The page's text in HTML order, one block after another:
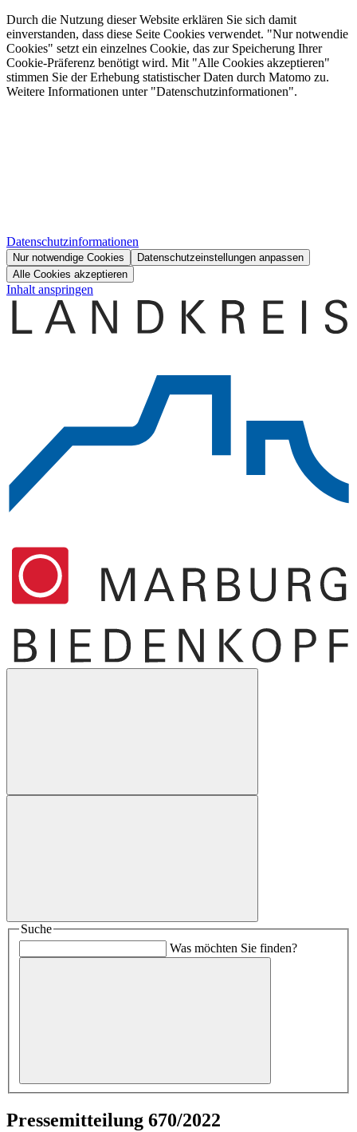
Durch die Nutzung dieser Website erklären Sie sich damit
einverstanden, dass diese Seite Cookies verwendet. "Nur notwendie
Cookies" setzt ein einzelnes Cookie, das zur Speicherung Ihrer
Cookie-Präferenz benötigt wird. Mit "Alle Cookies akzeptieren"
stimmen Sie der Erhebung statistischer Daten durch Matomo zu.
Weitere Informationen unter "Datenschutzinformationen".
Datenschutzinformationen
Nur notwendige Cookies
Datenschutzeinstellungen anpassen
Alle Cookies akzeptieren
Inhalt anspringen
Suche
Was möchten Sie finden?
Pressemitteilung 670/2022